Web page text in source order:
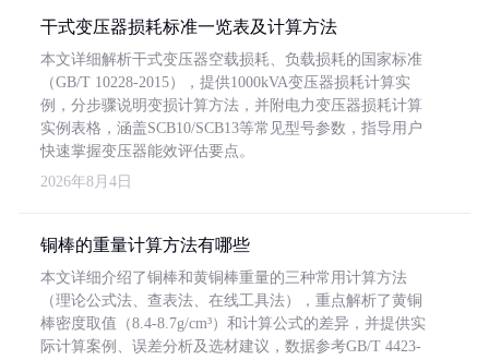
干式变压器损耗标准一览表及计算方法
本文详细解析干式变压器空载损耗、负载损耗的国家标准
（GB/T 10228-2015），提供1000kVA变压器损耗计算实
例，分步骤说明变损计算方法，并附电力变压器损耗计算
实例表格，涵盖SCB10/SCB13等常见型号参数，指导用户
快速掌握变压器能效评估要点。
2026年8月4日
铜棒的重量计算方法有哪些
本文详细介绍了铜棒和黄铜棒重量的三种常用计算方法
（理论公式法、查表法、在线工具法），重点解析了黄铜
棒密度取值（8.4-8.7g/cm³）和计算公式的差异，并提供实
际计算案例、误差分析及选材建议，数据参考GB/T 4423-